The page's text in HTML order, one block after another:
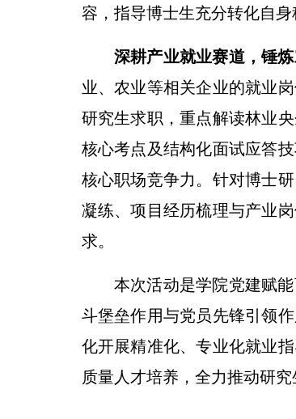
容，指导博士生充分转化自身
深耕产业就业赛道，锤炼
业、农业等相关企业的就业
研究生求职，重点解读林业
核心考点及结构化面试应答
核心职场竞争力。针对博士
凝练、项目经历梳理与产业
求。
本次活动是学院党建赋
斗堡垒作用与党员先锋引领
化开展精准化、专业化就业
质量人才培养，全力推动研究